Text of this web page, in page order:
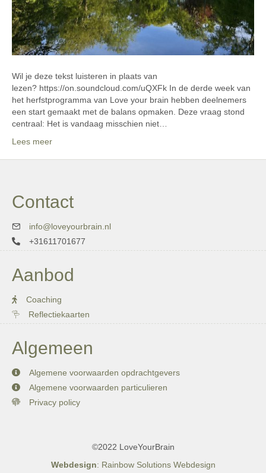
Wil je deze tekst luisteren in plaats van
lezen? https://on.soundcloud.com/uQXFk In de derde week van
het herfstprogramma van Love your brain hebben deelnemers
een start gemaakt met de balans opmaken. Deze vraag stond
centraal: Het is vandaag misschien niet…
Lees meer
Contact
info@loveyourbrain.nl
+31611701677
Aanbod
Coaching
Reflectiekaarten
Algemeen
Algemene voorwaarden opdrachtgevers
Algemene voorwaarden particulieren
Privacy policy
©2022 LoveYourBrain
Webdesign: Rainbow Solutions Webdesign